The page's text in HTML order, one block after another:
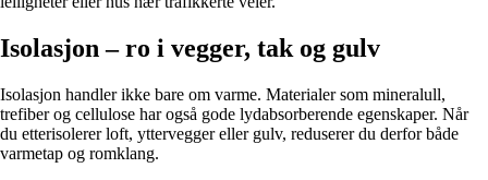
Isolasjon – ro i vegger, tak og gulv
Isolasjon handler ikke bare om varme. Materialer som mineralull,
trefiber og cellulose har også gode lydabsorberende egenskaper. Når
du etterisolerer loft, yttervegger eller gulv, reduserer du derfor både
varmetap og romklang.